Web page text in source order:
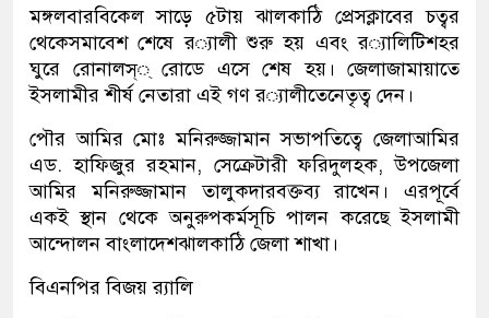
মঙ্গলবারবিকেল সাড়ে ৫টায় ঝালকাঠি প্রেসক্লাবের চত্বর
থেকেসমাবেশ শেষে র‌্যালী শুরু হয় এবং র‌্যালিটিশহর
ঘুরে রোনালস্্ রোডে এসে শেষ হয়। জেলাজামায়াতে
ইসলামীর শীর্ষ নেতারা এই গণ র‌্যালীতেনেতৃত্ব দেন।
পৌর আমির মোঃ মনিরুজ্জামান সভাপতিত্বে জেলাআমির
এড.হাফিজুর রহমান, সেক্রেটারী ফরিদুলহক,উপজেলা
আমির
মনিরুজ্জামান তালুকদারবক্তব্য রাখেন।
এরপূর্বে
একই স্থান থেকে অনুরুপকর্মসূচি পালন করেছে ইসলামী
আন্দোলন বাংলাদেশঝালকাঠি জেলা শাখা।
বিএনপিরবিজয়র‍্যালি